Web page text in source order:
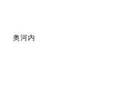
奥河内